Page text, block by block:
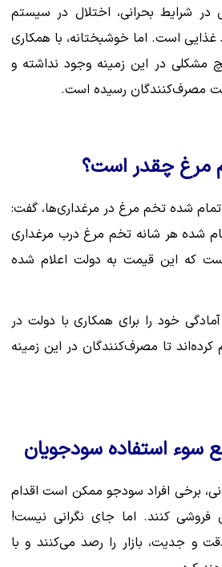
در شرایط بحرانی، اختلال در سیستم
است. اما خوشبختانه، با همکاری
مشکلی در این زمینه وجود نداشته و
مصرف‌کنندگان رسیده است.
مرغ چقدر است؟
تمام شده تخم مرغ در مرغداری‌ها، گفت:
شده هر شانه تخم مرغ درب مرغداری
است که این قیمت به دولت اعلام شده
خود را برای همکاری با دولت در
کرده‌اند تا مصرف‌کنندگان در این زمینه
سوء استفاده سودجویان
برخی افراد سودجو ممکن است اقدام
فروشی کنند. اما جای نگرانی نیست!
و جدیت، بازار را رصد می‌کنند و با